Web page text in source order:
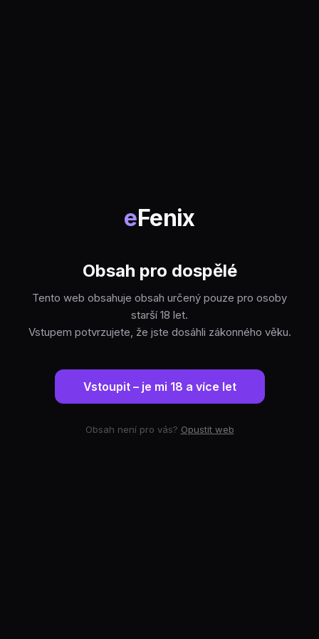
eFenix
Obsah pro dospělé
Tento web obsahuje obsah určený pouze pro osoby
starší 18 let.
Vstupem potvrzujete, že jste dosáhli zákonného věku.
Vstoupit – je mi 18 a více let
Obsah není pro vás? Opustit web